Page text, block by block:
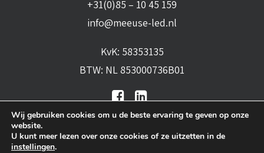
+31(0)85 – 10 45 159
info@meeuse-led.nl
KvK: 58353135
BTW: NL 853000736B01
Wij gebruiken cookies om u de beste ervaring te geven op onze
website.
U kunt meer lezen over onze cookies of ze uitzetten in de
instellingen.